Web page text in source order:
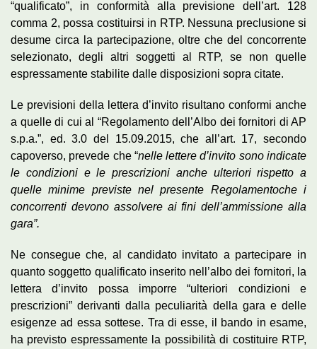
“qualificato”, in conformità alla previsione dell’art. 128
comma 2, possa costituirsi in RTP. Nessuna preclusione si
desume circa la partecipazione, oltre che del concorrente
selezionato, degli altri soggetti al RTP, se non quelle
espressamente stabilite dalle disposizioni sopra citate.
Le previsioni della lettera d’invito risultano conformi anche
a quelle di cui al “Regolamento dell’Albo dei fornitori di AP
s.p.a.”, ed. 3.0 del 15.09.2015, che all’art. 17, secondo
capoverso, prevede che “nelle lettere d’invito sono indicate
le condizioni e le prescrizioni anche ulteriori rispetto a
quelle minime previste nel presente Regolamentoche i
concorrenti devono assolvere ai fini dell’ammissione alla
gara”.
Ne consegue che, al candidato invitato a partecipare in
quanto soggetto qualificato inserito nell’albo dei fornitori, la
lettera d’invito possa imporre “ulteriori condizioni e
prescrizioni” derivanti dalla peculiarità della gara e delle
esigenze ad essa sottese. Tra di esse, il bando in esame,
ha previsto espressamente la possibilità di costituire RTP,